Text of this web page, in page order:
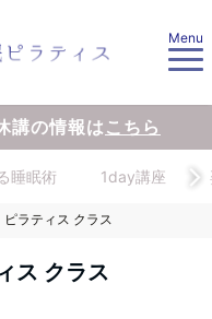
Menu
講の情報はこちら
睡眠術 1day講座
ラティス クラス
ス クラス